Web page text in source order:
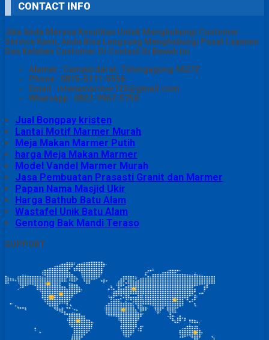
CONTACT INFO
Jika Anda Merasa Kesulitan Untuk Menghubungi Customer
Service Kami, Anda Bisa Langsung Menghubungi Pusat Layanan
Dan Keluhan Customer Di Contact Di Bawah Ini
Alamat : Campurdarat, Tulungagung 66272
Phone : 0815-5311-5556
Email : istanamarmer123@gmail.com
Whatsapp : 0822-9967-5758
Jual Bongpay kristen
Lantai Motif Marmer Murah
Meja Makan Marmer Putih
harga Meja Makan Marmer
Model Vandel Marmer Murah
Jasa Pembuatan Prasasti Granit dan Marmer
Papan Nama Masjid Ukir
Harga Bathub Batu Alam
Wastafel Unik Batu Alam
Gentong Bak Mandi Teraso
SUPPORT